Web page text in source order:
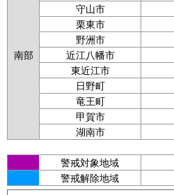
南部
守山市
栗東市
野洲市
近江八幡市
東近江市
日野町
竜王町
甲賀市
湖南市
警戒対象地域
警戒解除地域